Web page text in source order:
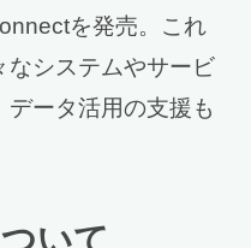
を発売。これ
なシステムやサービ
ータ活用の支援も
いて